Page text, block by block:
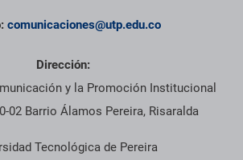
comunicaciones@utp.edu.co
Dirección:
y la Promoción Institucional
02 Barrio Álamos Pereira, Risaralda
Tecnológica de Pereira